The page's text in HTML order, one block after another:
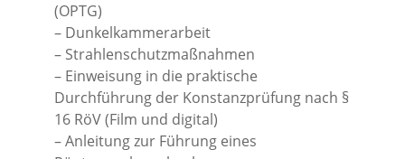
(OPTG)
– Dunkelkammerarbeit
– Strahlenschutzmaßnahmen
– Einweisung in die praktische
Durchführung der Konstanzprüfung nach §
16 RöV (Film und digital)
– Anleitung zur Führung eines